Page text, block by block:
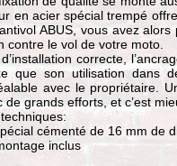
en acier spécial trempé
ABUS, vous avez
contre le vol de votre moto.
correcte,
que son utilisation dans
avec le propriétaire.
grands efforts, et c’est
cémenté de 16 mm de
inclus